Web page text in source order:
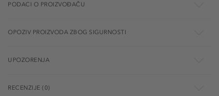
PODACI O PROIZVOĐAČU
OPOZIV PROIZVODA ZBOG SIGURNOSTI
UPOZORENJA
RECENZIJE (0)